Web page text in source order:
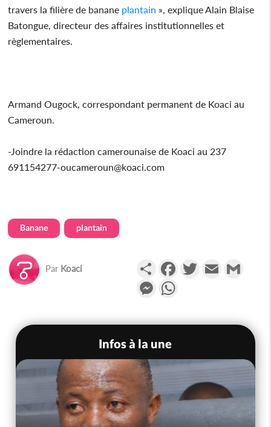
travers la filière de banane plantain », explique Alain Blaise
Batongue, directeur des affaires institutionnelles et
règlementaires.
Armand Ougock, correspondant permanent de Koaci au
Cameroun.
-Joindre la rédaction camerounaise de Koaci au 237
691154277-oucameroun@koaci.com
Banane plantain
Par Koaci PartagerFacebookTwitterEmail
Messenger
Infos à la une